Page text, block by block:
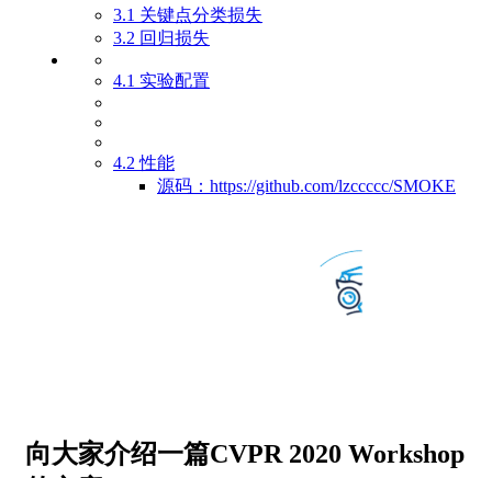
3.1 关键点分类损失
3.2 回归损失
4.1 实验配置
4.2 性能
源码：https://github.com/lzccccc/SMOKE
向大家介绍一篇CVPR 2020 Workshop